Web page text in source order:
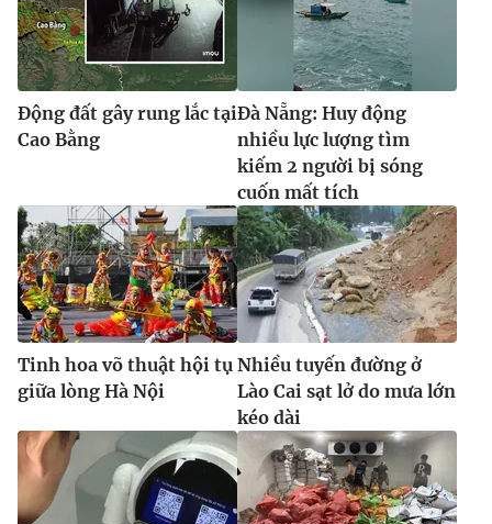
thuận bằng văn bản. Ghi rõ nguồn VTV.vn khi phát hành lại
thông tin từ website này.
Động đất gây rung lắc tại
Cao Bằng
Đà Nẵng: Huy động
nhiều lực lượng tìm
kiếm 2 người bị sóng
cuốn mất tích
Tinh hoa võ thuật hội tụ
giữa lòng Hà Nội
Nhiều tuyến đường ở
Lào Cai sạt lở do mưa lớn
kéo dài